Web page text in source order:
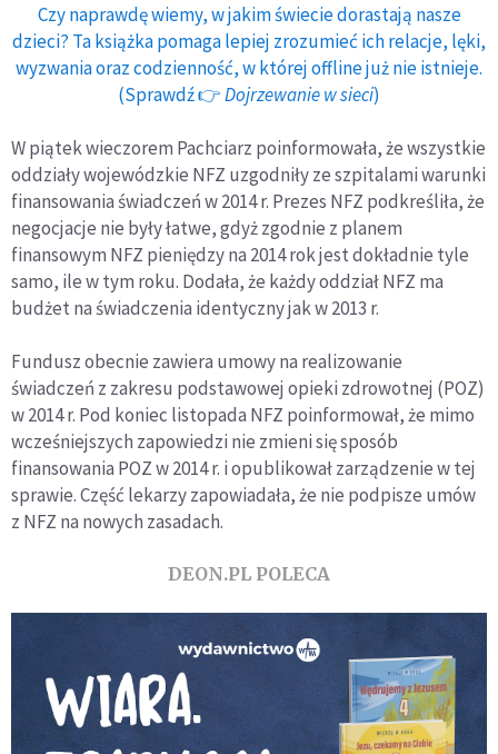
Czy naprawdę wiemy, w jakim świecie dorastają nasze
dzieci? Ta książka pomaga lepiej zrozumieć ich relacje, lęki,
wyzwania oraz codzienność, w której offline już nie istnieje.
(Sprawdź 👉Dojrzewanie w sieci)
W piątek wieczorem Pachciarz poinformowała, że wszystkie
oddziały wojewódzkie NFZ uzgodniły ze szpitalami warunki
finansowania świadczeń w 2014 r. Prezes NFZ podkreśliła, że
negocjacje nie były łatwe, gdyż zgodnie z planem
finansowym NFZ pieniędzy na 2014 rok jest dokładnie tyle
samo, ile w tym roku. Dodała, że każdy oddział NFZ ma
budżet na świadczenia identyczny jak w 2013 r.
Fundusz obecnie zawiera umowy na realizowanie
świadczeń z zakresu podstawowej opieki zdrowotnej (POZ)
w 2014 r. Pod koniec listopada NFZ poinformował, że mimo
wcześniejszych zapowiedzi nie zmieni się sposób
finansowania POZ w 2014 r. i opublikował zarządzenie w tej
sprawie. Część lekarzy zapowiadała, że nie podpisze umów
z NFZ na nowych zasadach.
DEON.PL POLECA